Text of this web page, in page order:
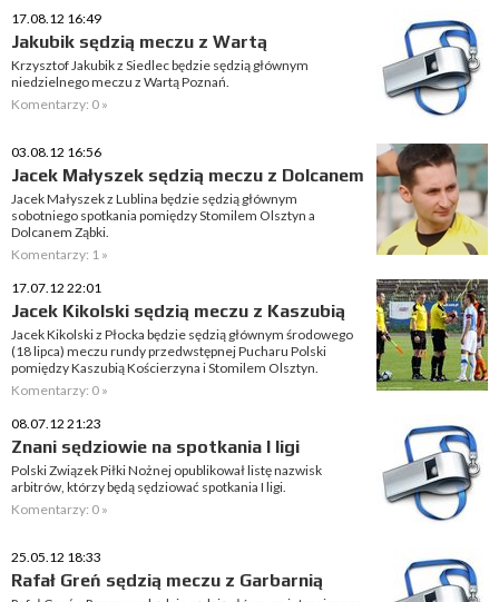
17.08.12 16:49
Jakubik sędzią meczu z Wartą
Krzysztof Jakubik z Siedlec będzie sędzią głównym
niedzielnego meczu z Wartą Poznań.
Komentarzy: 0 »
03.08.12 16:56
Jacek Małyszek sędzią meczu z Dolcanem
Jacek Małyszek z Lublina będzie sędzią głównym
sobotniego spotkania pomiędzy Stomilem Olsztyn a
Dolcanem Ząbki.
Komentarzy: 1 »
17.07.12 22:01
Jacek Kikolski sędzią meczu z Kaszubią
Jacek Kikolski z Płocka będzie sędzią głównym środowego
(18 lipca) meczu rundy przedwstępnej Pucharu Polski
pomiędzy Kaszubią Kościerzyna i Stomilem Olsztyn.
Komentarzy: 0 »
08.07.12 21:23
Znani sędziowie na spotkania I ligi
Polski Związek Piłki Nożnej opublikował listę nazwisk
arbitrów, którzy będą sędziować spotkania I ligi.
Komentarzy: 0 »
25.05.12 18:33
Rafał Greń sędzią meczu z Garbarnią